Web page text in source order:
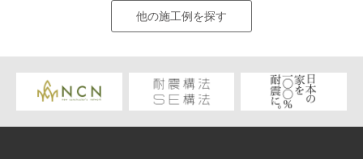
他の施工例を探す